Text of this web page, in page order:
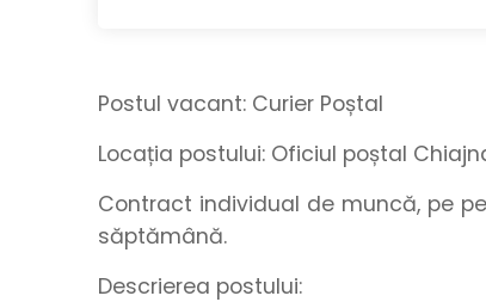
Postul vacant: Curier Poștal
Locația postului: Oficiul poștal
Contract individual de muncă, pe
săptămână.
Descrierea postului: